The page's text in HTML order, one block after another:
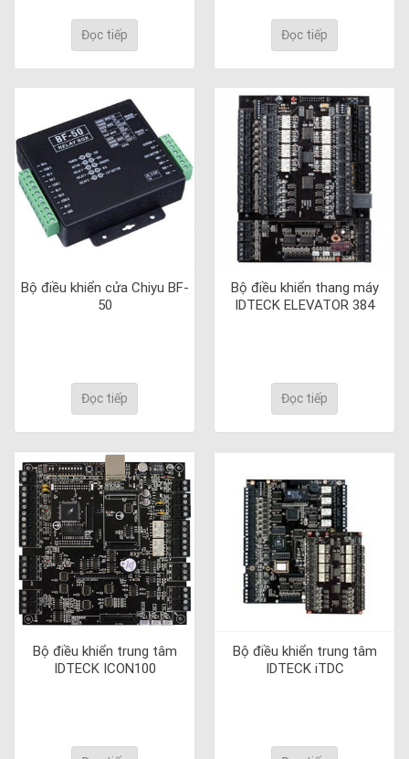
Đọc tiếp Đọc tiếp
Bộ điều khiển cửa Chiyu BF-
50
Đọc tiếp
Bộ điều khiển thang máy
IDTECK ELEVATOR 384
Đọc tiếp
Bộ điều khiển trung tâm
IDTECK ICON100
Bộ điều khiển trung tâm
IDTECK iTDC